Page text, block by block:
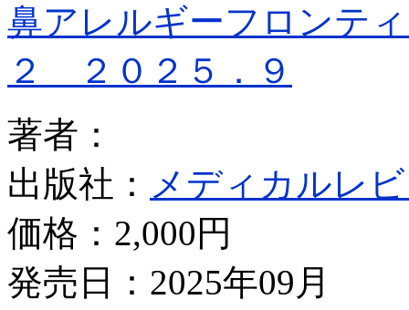
鼻アレルギーフロンテ
２ ２０２５．９
著者：
出版社： メディカルレ
価格： 2,000円
発売日：2025年09月